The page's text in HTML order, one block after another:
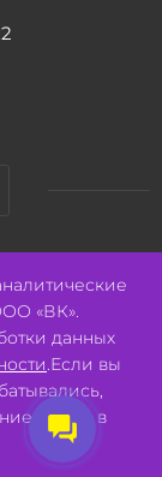
тракт, 52.
«ВК».
данных
.Если вы
cookie в